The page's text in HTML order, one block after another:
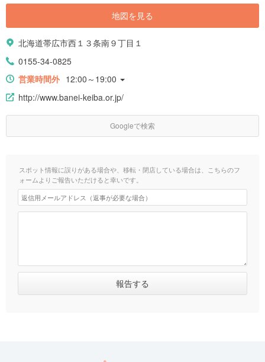
地図を見る
北海道帯広市西１３条南９丁目１
0155-34-0825
営業時間外 12:00～19:00
http://www.banei-keiba.or.jp/
Googleで検索
スポット情報に誤りがある場合や、移転・閉店している場合は、こちらのフ
ォームよりご報告いただけると幸いです。